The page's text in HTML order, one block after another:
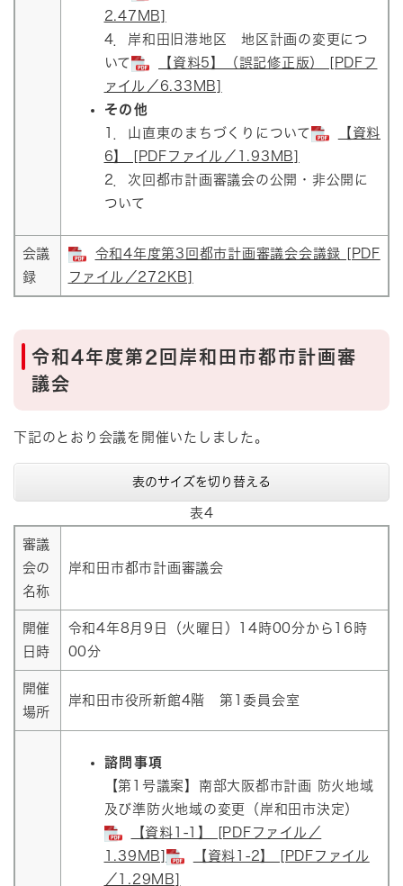
2.47MB]
4．岸和田旧港地区 地区計画の変更につ
いて
【資料5】（誤記修正版） [PDFフ
ァイル／6.33MB]
その他
1．山直東のまちづくりについて
【資料
6】 [PDFファイル／1.93MB]
2．次回都市計画審議会の公開・非公開に
ついて
会議
録
令和4年度第3回都市計画審議会会議録 [PDF
ファイル／272KB]
令和4年度第2回岸和田市都市計画審
議会
下記のとおり会議を開催いたしました。
表のサイズを切り替える
表4
審議
会の
名称
岸和田市都市計画審議会
開催
日時
令和4年8月9日（火曜日）14時00分から16時
00分
開催
場所
岸和田市役所新館4階 第1委員会室
諮問事項
【第1号議案】南部大阪都市計画 防火地域
及び準防火地域の変更（岸和田市決定）
【資料1-1】 [PDFファイル／
1.39MB]
【資料1-2】 [PDFファイル
／1.29MB]